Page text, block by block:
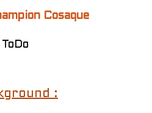
Cosaque
ToDo
: